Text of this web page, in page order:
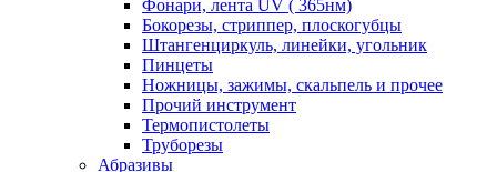
Фонари, лента UV ( 365нм)
Бокорезы, cтриппер, плоскогубцы
Штангенциркуль, линейки, угольник
Пинцеты
Ножницы, зажимы, скальпель и прочее
Прочий инструмент
Термопистолеты
Труборезы
Абразивы